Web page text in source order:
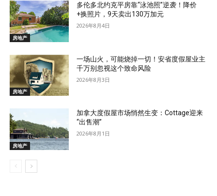
房地产
多伦多北约克平房靠“泳池照”逆袭！降价
+换照片，9天卖出130万加元
2026年8月4日
房地产
一场山火，可能烧掉一切！安省度假屋业主
千万别忽视这个致命风险
2026年8月3日
房地产
加拿大度假屋市场悄然生变：Cottage迎来
“出售潮”
2026年8月1日